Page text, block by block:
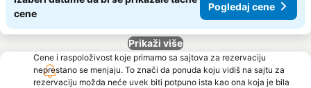
cene
Pogledaj cene
Prikaži više
Cene i raspoloživost koje primamo sa sajtova za rezervaciju
neprestano se menjaju. To znači da ponuda koju vidiš na sajtu za
rezervaciju možda neće uvek biti potpuno ista kao ona koja je bila